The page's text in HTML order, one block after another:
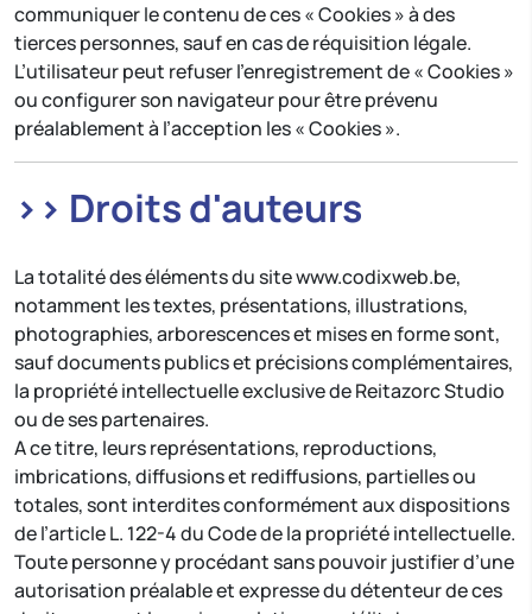
communiquer le contenu de ces « Cookies » à des
tierces personnes, sauf en cas de réquisition légale.
L’utilisateur peut refuser l’enregistrement de « Cookies »
ou configurer son navigateur pour être prévenu
préalablement à l’acception les « Cookies ».
>> Droits d'auteurs
La totalité des éléments du site www.codixweb.be,
notamment les textes, présentations, illustrations,
photographies, arborescences et mises en forme sont,
sauf documents publics et précisions complémentaires,
la propriété intellectuelle exclusive de Reitazorc Studio
ou de ses partenaires.
A ce titre, leurs représentations, reproductions,
imbrications, diffusions et rediffusions, partielles ou
totales, sont interdites conformément aux dispositions
de l’article L. 122-4 du Code de la propriété intellectuelle.
Toute personne y procédant sans pouvoir justifier d’une
autorisation préalable et expresse du détenteur de ces